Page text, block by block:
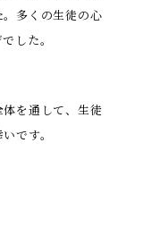
多くの生徒の心
した。
を通して、生徒
です。